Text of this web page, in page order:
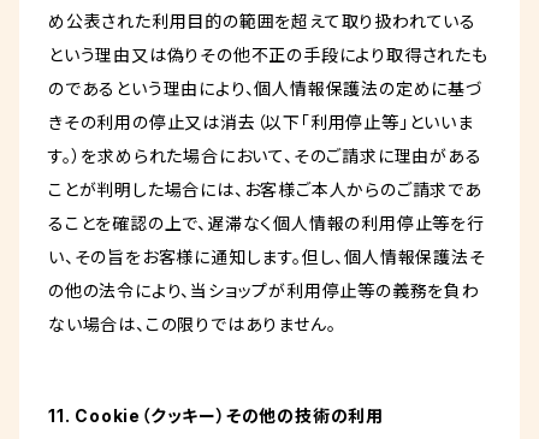
め公表された利用目的の範囲を超えて取り扱われている
という理由又は偽りその他不正の手段により取得されたも
のであるという理由により、個人情報保護法の定めに基づ
きその利用の停止又は消去（以下「利用停止等」といいま
す。）を求められた場合において、そのご請求に理由がある
ことが判明した場合には、お客様ご本人からのご請求であ
ることを確認の上で、遅滞なく個人情報の利用停止等を行
い、その旨をお客様に通知します。但し、個人情報保護法そ
の他の法令により、当ショップが利用停止等の義務を負わ
ない場合は、この限りではありません。
11. Cookie（クッキー）その他の技術の利用